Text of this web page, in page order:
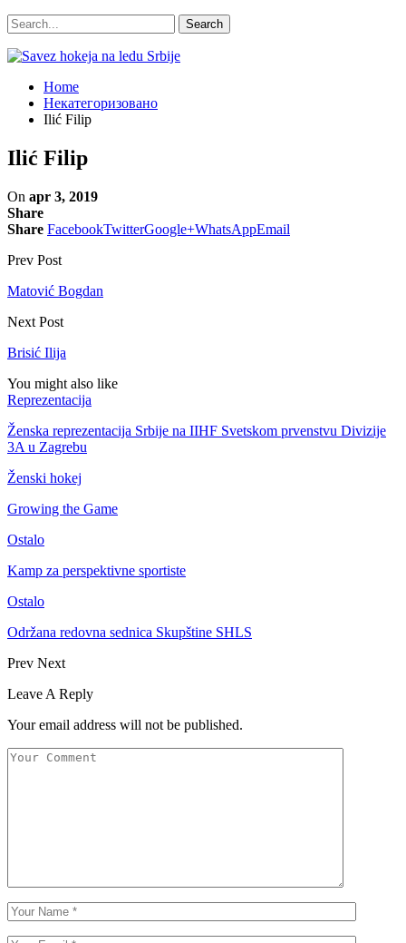
Home
Некатегоризовано
Ilić Filip
Ilić Filip
On apr 3, 2019
Share
Share FacebookTwitterGoogle+WhatsAppEmail
Prev Post
Matović Bogdan
Next Post
Brisić Ilija
You might also like
Reprezentacija
Ženska reprezentacija Srbije na IIHF Svetskom prvenstvu Divizije
3A u Zagrebu
Ženski hokej
Growing the Game
Ostalo
Kamp za perspektivne sportiste
Ostalo
Održana redovna sednica Skupštine SHLS
Prev Next
Leave A Reply
Your email address will not be published.